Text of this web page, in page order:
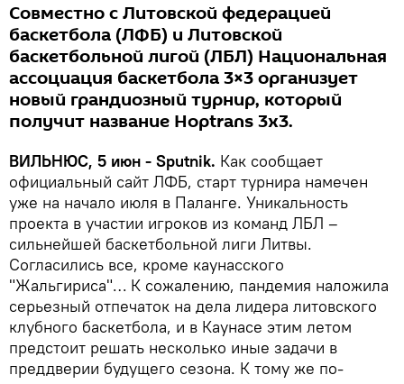
Совместно с Литовской федерацией
баскетбола (ЛФБ) и Литовской
баскетбольной лигой (ЛБЛ) Национальная
ассоциация баскетбола 3×3 организует
новый грандиозный турнир, который
получит название Hoptrans 3x3.
ВИЛЬНЮС, 5 июн - Sputnik. Как сообщает
официальный сайт ЛФБ, старт турнира намечен
уже на начало июля в Паланге. Уникальность
проекта в участии игроков из команд ЛБЛ –
сильнейшей баскетбольной лиги Литвы.
Согласились все, кроме каунасского
"Жальгириса"… К сожалению, пандемия наложила
серьезный отпечаток на дела лидера литовского
клубного баскетбола, и в Каунасе этим летом
предстоит решать несколько иные задачи в
преддверии будущего сезона. К тому же по-